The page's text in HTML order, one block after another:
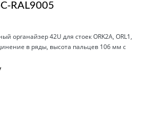
RAL9005
органайзер 42U для стоек ORK2A, ORL1,
в ряды, высота пальцев 106 мм с